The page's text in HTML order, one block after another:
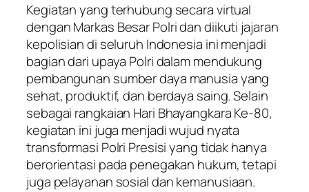
Kegiatan yang terhubung secara virtual
dengan Markas Besar Polri dan diikuti jajaran
kepolisian di seluruh Indonesia ini menjadi
bagian dari upaya Polri dalam mendukung
pembangunan sumber daya manusia yang
sehat, produktif, dan berdaya saing. Selain
sebagai rangkaian Hari Bhayangkara Ke-80,
kegiatan ini juga menjadi wujud nyata
transformasi Polri Presisi yang tidak hanya
berorientasi pada penegakan hukum, tetapi
juga pelayanan sosial dan kemanusiaan.